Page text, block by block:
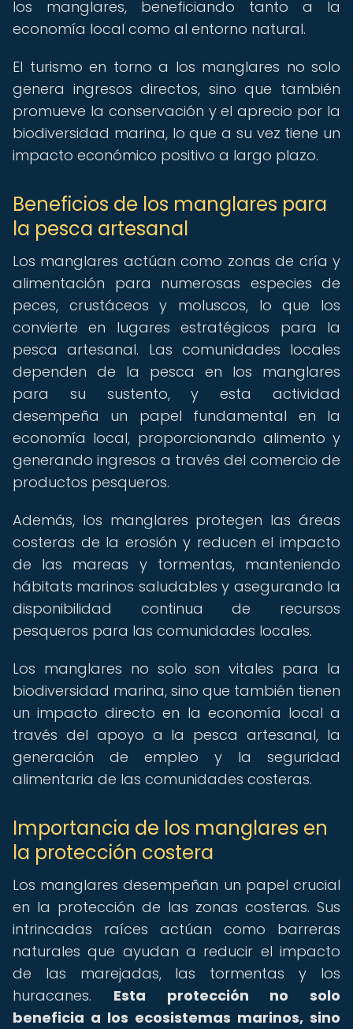
los manglares, beneficiando tanto a la
economía local como al entorno natural.
El turismo en torno a los manglares no solo
genera ingresos directos, sino que también
promueve la conservación y el aprecio por la
biodiversidad marina, lo que a su vez tiene un
impacto económico positivo a largo plazo.
Beneficios de los manglares para
la pesca artesanal
Los manglares actúan como zonas de cría y
alimentación para numerosas especies de
peces, crustáceos y moluscos, lo que los
convierte en lugares estratégicos para la
pesca artesanal. Las comunidades locales
dependen de la pesca en los manglares
para su sustento, y esta actividad
desempeña un papel fundamental en la
economía local, proporcionando alimento y
generando ingresos a través del comercio de
productos pesqueros.
Además, los manglares protegen las áreas
costeras de la erosión y reducen el impacto
de las mareas y tormentas, manteniendo
hábitats marinos saludables y asegurando la
disponibilidad continua de recursos
pesqueros para las comunidades locales.
Los manglares no solo son vitales para la
biodiversidad marina, sino que también tienen
un impacto directo en la economía local a
través del apoyo a la pesca artesanal, la
generación de empleo y la seguridad
alimentaria de las comunidades costeras.
Importancia de los manglares en
la protección costera
Los manglares desempeñan un papel crucial
en la protección de las zonas costeras. Sus
intrincadas raíces actúan como barreras
naturales que ayudan a reducir el impacto
de las marejadas, las tormentas y los
huracanes. Esta protección no solo
beneficia a los ecosistemas marinos, sino